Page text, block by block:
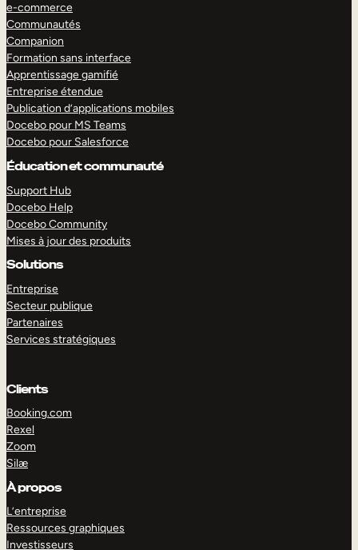
e-commerce
Communautés
Companion
Formation sans interface
Apprentissage gamifié
Entreprise étendue
Publication d’applications mobiles
Docebo pour MS Teams
Docebo pour Salesforce
Éducation et communauté
Support Hub
Docebo Help
Docebo Community
Mises à jour des produits
Solutions
Entreprise
Secteur publique
Partenaires
Services stratégiques
Clients
Booking.com
Rexel
Zoom
Silæ
À propos
L’entreprise
Ressources graphiques
Investisseurs